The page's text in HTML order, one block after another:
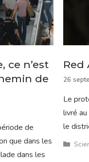
ce n’est
de
de
que dans les
dans les
Red
26
Le
livré
le